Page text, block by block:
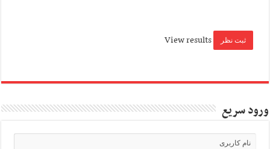
View results
ورود سریع